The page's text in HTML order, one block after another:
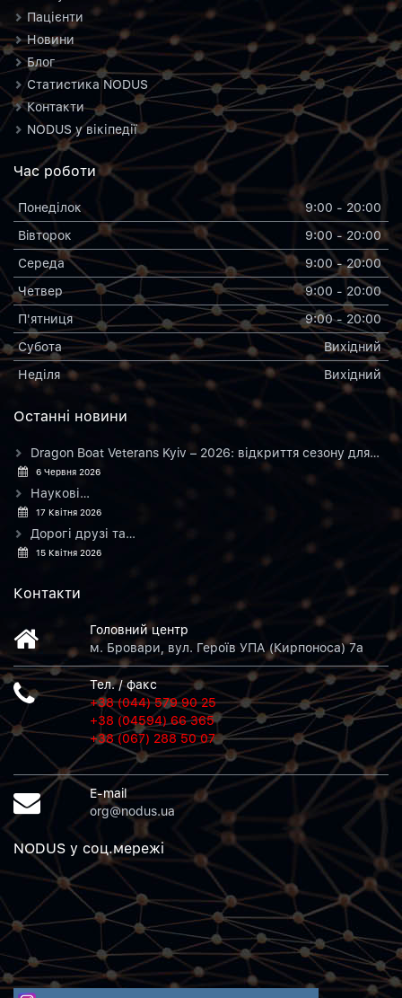
Пацієнти
Новини
Блог
Статистика NODUS
Контакти
NODUS у вікіпедії
Час роботи
Понеділок
9:00 - 20:00
Вiвторок
9:00 - 20:00
Середа
9:00 - 20:00
Четвер
9:00 - 20:00
П'ятниця
9:00 - 20:00
Субота
Вихiдний
Неділя
Вихiдний
Останнi новини
Dragon Boat Veterans Kyiv – 2026: відкриття сезону для…
6 Червня 2026
Наукові…
17 Квітня 2026
Дорогі друзі та…
15 Квітня 2026
Контакти
Головний центр
м. Бровари, вул. Героїв УПА (Кирпоноса) 7а
Тел. / факс
+38 (044) 579 90 25
+38 (04594) 66 365
+38 (067) 288 50 07
E-mail
org@nodus.ua
NODUS у соц.мережi